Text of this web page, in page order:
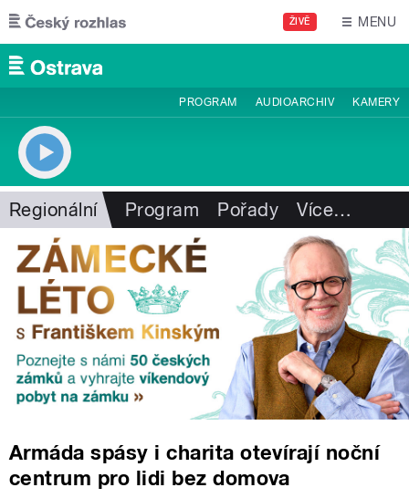
Přejít k hlavnímu obsahu
ŽIVĚ MENU
PROGRAM AUDIOARCHIV KAMERY
Regionální Program Pořady Více…
Armáda spásy i charita otevírají noční
centrum pro lidi bez domova